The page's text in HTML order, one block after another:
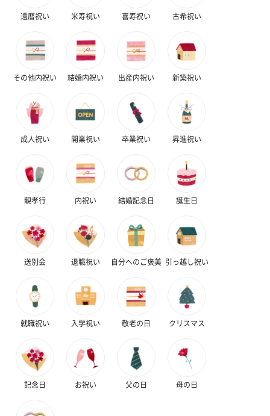
還暦祝い 米寿祝い 喜寿祝い 古希祝い
その他内祝い 結婚内祝い 出産内祝い 新築祝い
成人祝い 開業祝い 卒業祝い 昇進祝い
親孝行 内祝い 結婚記念日 誕生日
送別会 退職祝い 自分へのご褒美 引っ越し祝い
就職祝い 入学祝い 敬老の日 クリスマス
記念日 お祝い 父の日 母の日